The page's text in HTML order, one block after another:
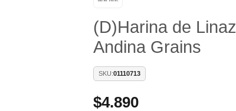
(D)Harina de
Andina Grains
SKU:01110713
$4.890